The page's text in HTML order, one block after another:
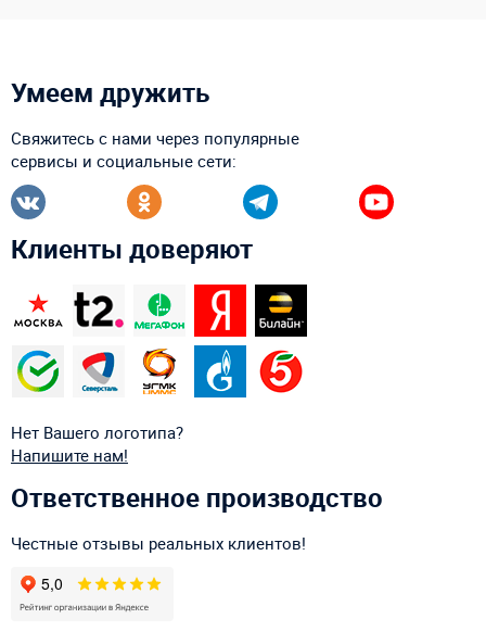
Умеем дружить
Свяжитесь с нами через популярные
сервисы и социальные сети:
Клиенты доверяют
Нет Вашего логотипа?
Напишите нам!
Ответственное производство
Честные отзывы реальных клиентов!